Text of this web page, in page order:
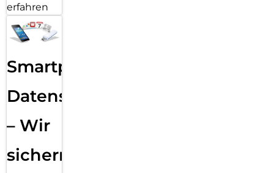
erfahren
Smartphone
Datensicherung
– Wir
sichern